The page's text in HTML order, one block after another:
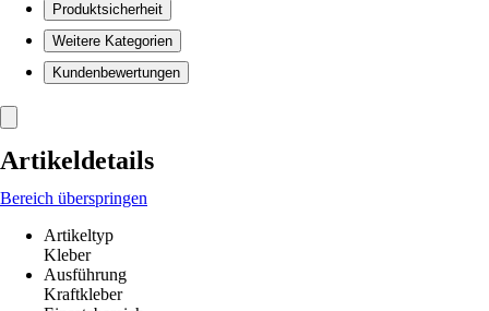
Produktsicherheit
Weitere Kategorien
Kundenbewertungen
Artikeldetails
Bereich überspringen
Artikeltyp
Kleber
Ausführung
Kraftkleber